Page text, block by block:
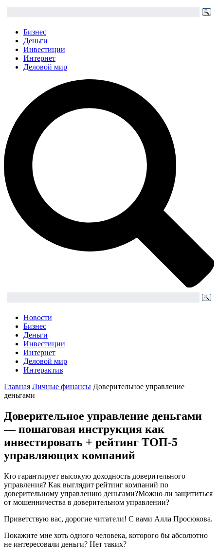
Бизнес
Деньги
Инвестиции
Интернет
Деловой мир
Новости
Бизнес
Деньги
Инвестиции
Интернет
Деловой мир
Интерактив
Главная Личные финансы Доверительное управление
деньгами
Доверительное управление деньгами
— пошаговая инструкция как
инвестировать + рейтинг ТОП-5
управляющих компаний
Кто гарантирует высокую доходность доверительного
управления? Как выглядит рейтинг компаний по
доверительному управлению деньгами?Можно ли защититься
от мошенничества в доверительном управлении?
Приветствую вас, дорогие читатели! С вами Алла Просюкова.
Покажите мне хоть одного человека, которого бы абсолютно
не интересовали деньги? Нет таких?